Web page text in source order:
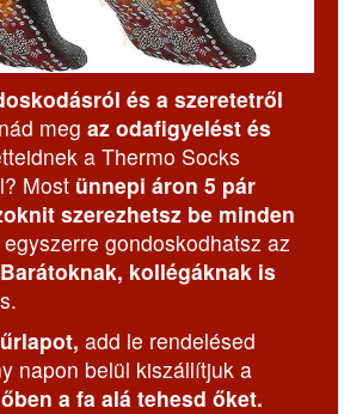
és a szeretetről
meg az odafigyelést és
a Thermo Socks
Most ünnepi áron 5 pár
szerezhetsz be minden
gondoskodhatsz az
Barátoknak, kollégáknak is
add le rendelésed
napon belül kiszállítjuk a
a fa alá tehesd őket.